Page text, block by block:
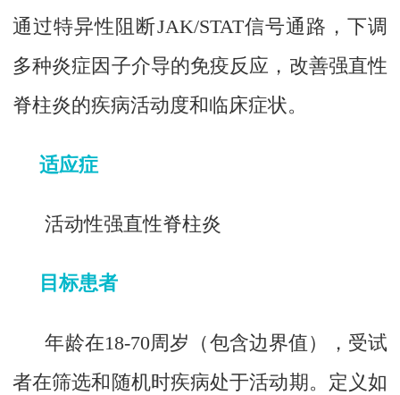
通过特异性阻断JAK/STAT信号通路，下调
多种炎症因子介导的免疫反应，改善强直性
脊柱炎的疾病活动度和临床症状。
适应症
活动性强直性脊柱炎
目标患者
年龄在18-70周岁（包含边界值），受试
者在筛选和随机时疾病处于活动期。定义如